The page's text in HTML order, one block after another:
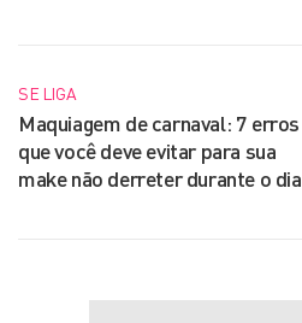
SE LIGA
Maquiagem de carnaval: 7 erros
que você deve evitar para sua
make não derreter durante o dia